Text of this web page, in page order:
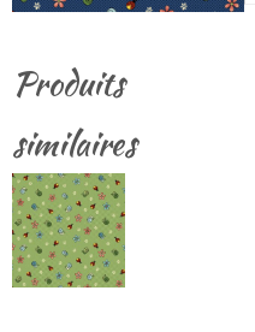
de
Produits
similaires